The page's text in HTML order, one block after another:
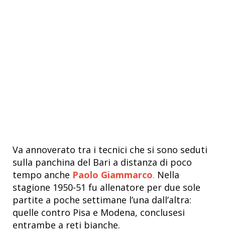
Va annoverato tra i tecnici che si sono seduti
sulla panchina del Bari a distanza di poco
tempo anche Paolo Giammarco. Nella
stagione 1950-51 fu allenatore per due sole
partite a poche settimane l’una dall’altra:
quelle contro Pisa e Modena, conclusesi
entrambe a reti bianche.